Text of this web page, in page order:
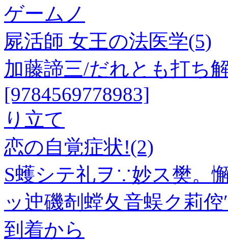
ゲームノ
屍活師 女王の法医学(5)
加藤諦三/だれとも打ち
[9784569778983]
り立て
恋の自覚症状!(2)
S蠖シテ礼ヲ∵妙ス樊。
ッ迚磯剞螳夂音蜈ク莉
到着から